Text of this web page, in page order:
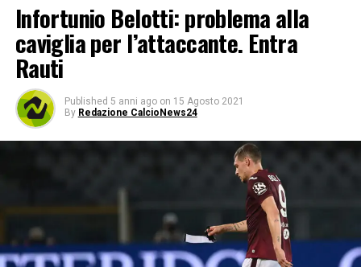
Infortunio Belotti: problema alla
caviglia per l’attaccante. Entra
Rauti
Published 5 anni ago on 15 Agosto 2021
By Redazione CalcioNews24